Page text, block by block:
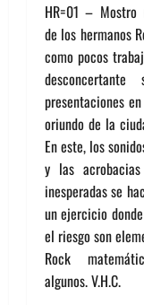
HR=01 –
de los hermanos
como pocos
presentaciones
oriundo de la
En este, los
y las
inesperadas se
un ejercicio
el riesgo son
Rock
algunos. V.H.C.